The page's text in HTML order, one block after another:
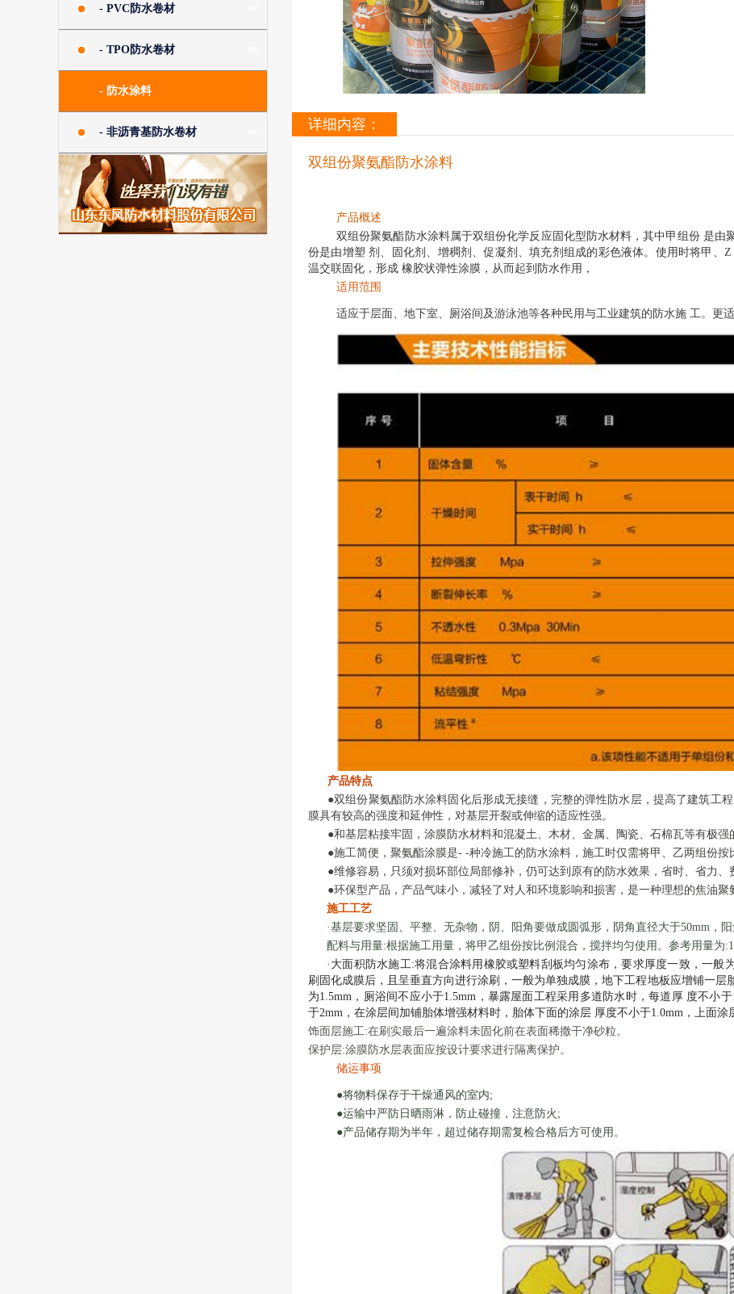
- PVC防水卷材
- TPO防水卷材
- 防水涂料
- 非沥青基防水卷材 详细内容：
双组份聚氨酯防水涂料
产品概述
双组份聚氨酯防水涂料属于双组份化学反应固化型防水材料，其中甲组份 是由
份是由增塑 剂、固化剂、增稠剂、促凝剂、填充剂组成的彩色液体。使用时将甲、
温交联固化，形成 橡胶状弹性涂膜，从而起到防水作用，
适用范围
适应于层面、地下室、厕浴间及游泳池等各种民用与工业建筑的防水施 工。更
产品特点
●双组份聚氨酯防水涂料固化后形成无接缝，完整的弹性防水层，提高了建筑工
膜具有较高的强度和延伸性，对基层开裂或伸缩的适应性强。
●和基层粘接牢固，涂膜防水材料和混凝土、木材、金属、陶瓷、石棉瓦等有极强
●施工简便，聚氨酯涂膜是- -种冷施工的防水涂料，施工时仅需将甲、乙两组份按
●维修容易，只须对损坏部位局部修补，仍可达到原有的防水效果，省时、省力、
●环保型产品，产品气味小，减轻了对人和环境影响和损害，是一种理想的焦油聚
施工工艺
·基层要求坚固、平整、无杂物，阴、阳角要做成圆弧形，阴角直径大于50mm，阳
配料与用量:根据施工用量，将甲乙组份按比例混合，搅拌均匀使用。参考用量为
·大面积防水施工:将混合涂料用橡胶或塑料刮板均匀涂布，要求厚度一致，一般
刷固化成膜后，且呈垂直方向进行涂刷，一般为单独成膜，地下工程地板应增铺一层
为1.5mm，厕浴间不应小于1.5mm，暴露屋面工程采用多道防水时，每道厚 度不小
于2mm，在涂层间加铺胎体增强材料时，胎体下面的涂层 厚度不小于1.0mm，上面涂
饰面层施工:在刷实最后一遍涂料未固化前在表面稀撒干净砂粒。
保护层:涂膜防水层表面应按设计要求进行隔离保护。
储运事项
●将物料保存于干燥通风的室内;
●运输中严防日晒雨淋，防止碰撞，注意防火;
●产品储存期为半年，超过储存期需复检合格后方可使用。